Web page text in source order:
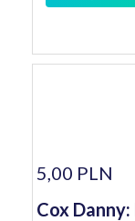
5,00 PLN
Cox